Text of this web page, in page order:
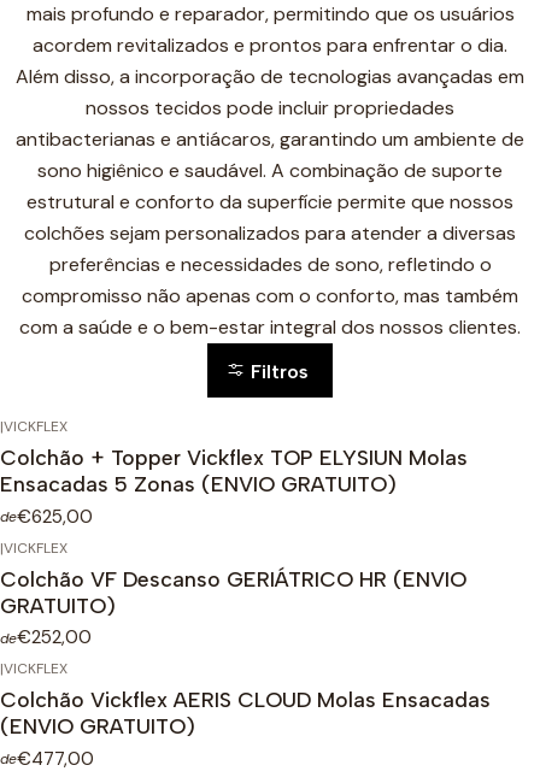
mais profundo e reparador, permitindo que os usuários
acordem revitalizados e prontos para enfrentar o dia.
Além disso, a incorporação de tecnologias avançadas em
nossos tecidos pode incluir propriedades
antibacterianas e antiácaros, garantindo um ambiente de
sono higiênico e saudável. A combinação de suporte
estrutural e conforto da superfície permite que nossos
colchões sejam personalizados para atender a diversas
preferências e necessidades de sono, refletindo o
compromisso não apenas com o conforto, mas também
com a saúde e o bem-estar integral dos nossos clientes.
Filtros
|VICKFLEX
Colchão + Topper Vickflex TOP ELYSIUN Molas
Ensacadas 5 Zonas (ENVIO GRATUITO)
de€625,00
|VICKFLEX
Colchão VF Descanso GERIÁTRICO HR (ENVIO
GRATUITO)
de€252,00
|VICKFLEX
Colchão Vickflex AERIS CLOUD Molas Ensacadas
(ENVIO GRATUITO)
de€477,00